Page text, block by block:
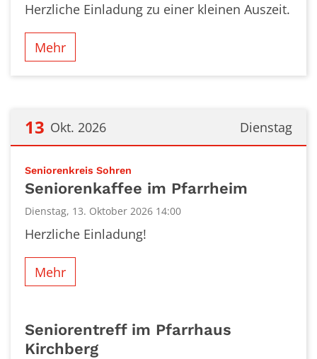
Herzliche Einladung zu einer kleinen Auszeit.
Mehr
Dienstag
13 Okt. 2026
Seniorenkreis Sohren
Seniorenkaffee im Pfarrheim
Dienstag, 13. Oktober 2026 14:00
Herzliche Einladung!
Mehr
Seniorentreff im Pfarrhaus
Kirchberg